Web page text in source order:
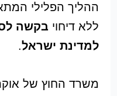
ההליך הפלילי
ללא דיחוי בקשה
למדינת ישראל.
משרד החוץ של